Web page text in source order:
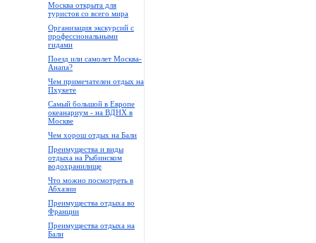
Москва открыта для
туристов со всего мира
Организация экскурсий с
профессиональными
гидами
Поезд или самолет Москва-
Анапа?
Чем примечателен отдых на
Пхукете
Самый большой в Европе
океанариум - на ВДНХ в
Москве
Чем хорош отдых на Бали
Преимущества и виды
отдыха на Рыбинском
водохранилище
Что можно посмотреть в
Абхазии
Преимущества отдыха во
Франции
Преимущества отдыха на
Бали